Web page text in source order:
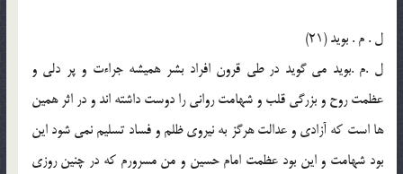
ل . م . بويد (21)
ل .م .بويد مى گويد در طى قرون افراد بشر هميشه جراءت و پر دلى و
عظمت روح و بزرگى قلب و شهامت روانى را دوست داشته اند و در اثر همين
ها است كه آزادى و عدالت هرگز به نيروى ظلم و فساد تسليم نمى شود اين
بود شهامت و اين بود عظمت امام حسين و من مسرورم كه در چنين روزى